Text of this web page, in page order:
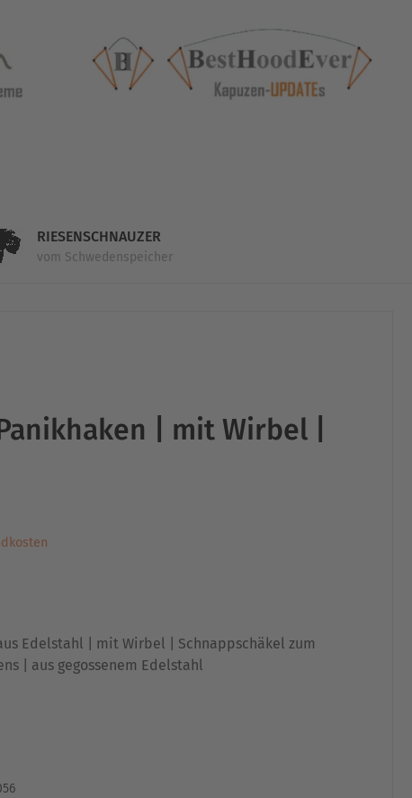
RIESENSCHNAUZER
vom Schwedenspeicher
| mit Wirbel |
aus Edelstahl | mit Wirbel | Schnappschäkel zum
| aus gegossenem Edelstahl